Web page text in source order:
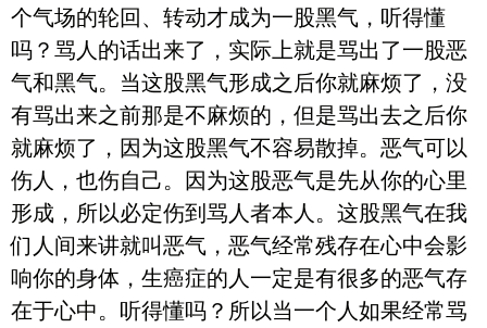
个气场的轮回、转动才成为一股黑气，听得懂
吗？骂人的话出来了，实际上就是骂出了一股恶
气和黑气。当这股黑气形成之后你就麻烦了，没
有骂出来之前那是不麻烦的，但是骂出去之后你
就麻烦了，因为这股黑气不容易散掉。恶气可以
伤人，也伤自己。因为这股恶气是先从你的心里
形成，所以必定伤到骂人者本人。这股黑气在我
们人间来讲就叫恶气，恶气经常残存在心中会影
响你的身体，生癌症的人一定是有很多的恶气存
在于心中。听得懂吗？所以当一个人如果经常骂